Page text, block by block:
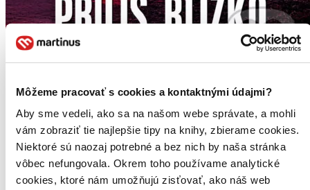
Môžeme pracovať s cookies a kontaktnými údajmi?
Aby sme vedeli, ako sa na našom webe správate, a mohli
vám zobraziť tie najlepšie tipy na knihy, zbierame cookies.
Niektoré sú naozaj potrebné a bez nich by naša stránka
vôbec nefungovala. Okrem toho používame analytické
cookies, ktoré nám umožňujú zisťovať, ako náš web
E-kniha
Novinka
Příliš blízko
CZ
Nora Roberts
Arden si vždycky přála stát se spisovatelkou a teď se jí sen konečně